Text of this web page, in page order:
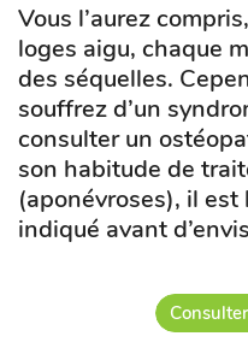
Vous l’aurez
loges aigu, chaque
des séquelles.
souffrez d’un
consulter un
son habitude de
(aponévroses), il
indiqué avant